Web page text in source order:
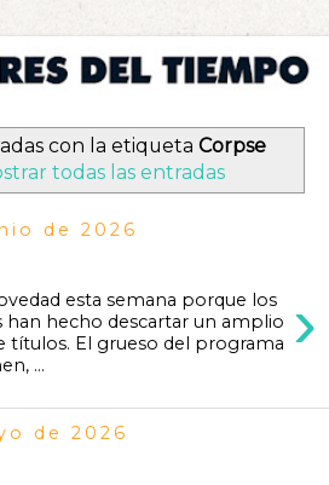
con la etiqueta Corpse
todas las entradas
de 2026
›
esta semana porque los
han hecho descartar un amplio
títulos. El grueso del programa
...
de 2026